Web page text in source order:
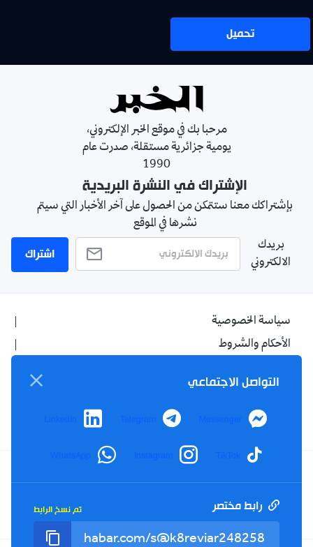
تحميل
مرحبا بك في موقع الخبر الإلكتروني،
يومية جزائرية مستقلة، صدرت عام
1990
الإشتراك في النشرة البريدية
بإشتراكك معنا ستتمكن من الحصول على آخر الأخبار التي سيتم
نشرها في الموقع
بريدك
الالكتروني
اشتراك
سياسة الخصوصية
الأحكام والشروط
اتصل بنا
من نحن
Facebook
YouTube
TikTok
Twitter
التواصل الاجتماعي
Messenger
Telegram
LinkedIn
TikTok
Instagram
WhatsApp
رابط مختصر تم نسخ الرابط